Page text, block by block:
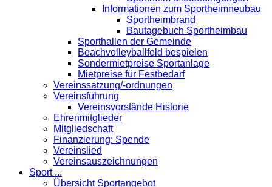
Informationen zum Sportheimneubau
Sportheimbrand
Bautagebuch Sportheimbau
Sporthallen der Gemeinde
Beachvolleyballfeld bespielen
Sondermietpreise Sportanlage
Mietpreise für Festbedarf
Vereinssatzung/-ordnungen
Vereinsführung
Vereinsvorstände Historie
Ehrenmitglieder
Mitgliedschaft
Finanzierung: Spende
Vereinslied
Vereinsauszeichnungen
Sport ...
Übersicht Sportangebot